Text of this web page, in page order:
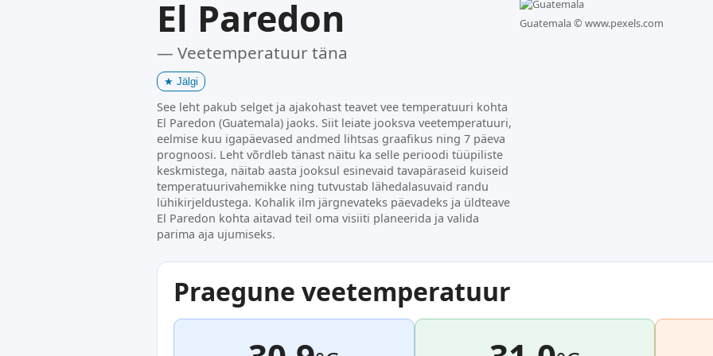
El Paredon
— Veetemperatuur täna
★ Jälgi
See leht pakub selget ja ajakohast teavet vee temperatuuri kohta
El Paredon (Guatemala) jaoks. Siit leiate jooksva veetemperatuuri,
eelmise kuu igapäevased andmed lihtsas graafikus ning 7 päeva
prognoosi. Leht võrdleb tänast näitu ka selle perioodi tüüpiliste
keskmistega, näitab aasta jooksul esinevaid tavapäraseid kuiseid
temperatuurivahemikke ning tutvustab lähedalasuvaid randu
lühikirjeldustega. Kohalik ilm järgnevateks päevadeks ja üldteave
El Paredon kohta aitavad teil oma visiiti planeerida ja valida
parima aja ujumiseks.
Guatemala © www.pexels.com
Praegune veetemperatuur